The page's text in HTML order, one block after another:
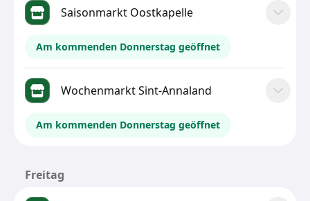
Saisonmarkt Oostkapelle
Am kommenden Donnerstag geöffnet
Wochenmarkt Sint-Annaland
Am kommenden Donnerstag geöffnet
Freitag